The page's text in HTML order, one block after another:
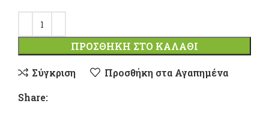
ΠΡΟΣΘΉΚΗ ΣΤΟ ΚΑΛΆΘΙ
Σύγκριση
Προσθήκη στα Αγαπημένα
Share: